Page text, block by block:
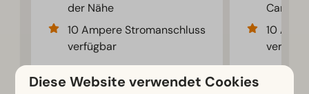
der Nähe
10 Ampere Stromanschluss
verfügbar
Ansehen
10
Diese Website verwendet Cookies